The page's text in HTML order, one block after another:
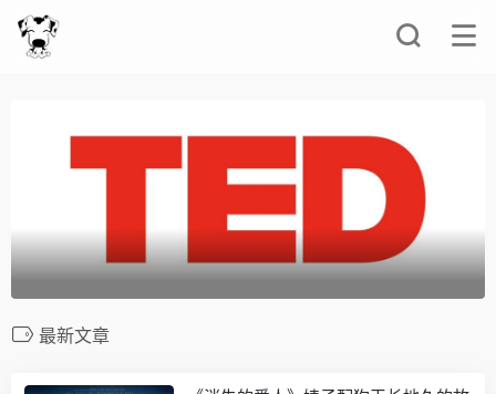
最新文章